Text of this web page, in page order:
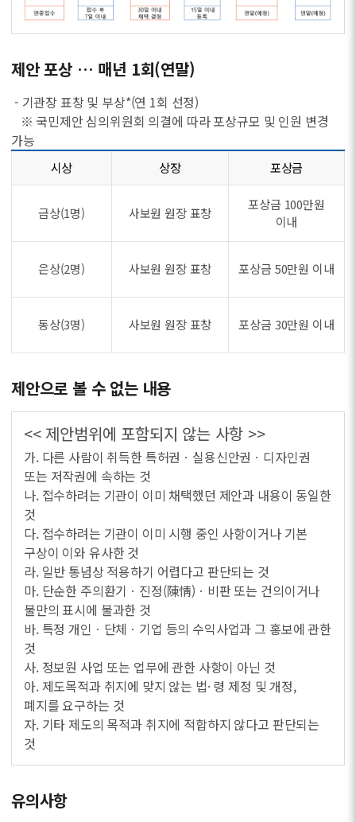
제안 포상 … 매년 1회(연말)
- 기관장 표창 및 부상*(연 1회 선정)
※ 국민제안 심의위원회 의결에 따라 포상규모 및 인원 변경
가능
시상 상장 포상금
금상(1명) 사보원 원장 표창
포상금 100만원
이내
은상(2명) 사보원 원장 표창 포상금 50만원 이내
동상(3명) 사보원 원장 표창 포상금 30만원 이내
제안으로 볼 수 없는 내용
<< 제안범위에 포함되지 않는 사항 >>
가. 다른 사람이 취득한 특허권ㆍ실용신안권ㆍ디자인권
또는 저작권에 속하는 것
나. 접수하려는 기관이 이미 채택했던 제안과 내용이 동일한
것
다. 접수하려는 기관이 이미 시행 중인 사항이거나 기본
구상이 이와 유사한 것
라. 일반 통념상 적용하기 어렵다고 판단되는 것
마. 단순한 주의환기ㆍ진정(陳情)ㆍ비판 또는 건의이거나
불만의 표시에 불과한 것
바. 특정 개인ㆍ단체ㆍ기업 등의 수익사업과 그 홍보에 관한
것
사. 정보원 사업 또는 업무에 관한 사항이 아닌 것
아. 제도목적과 취지에 맞지 않는 법· 령 제정 및 개정,
폐지를 요구하는 것
자. 기타 제도의 목적과 취지에 적합하지 않다고 판단되는
것
유의사항